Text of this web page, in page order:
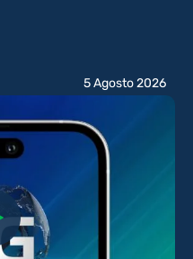
5 Agosto 2026